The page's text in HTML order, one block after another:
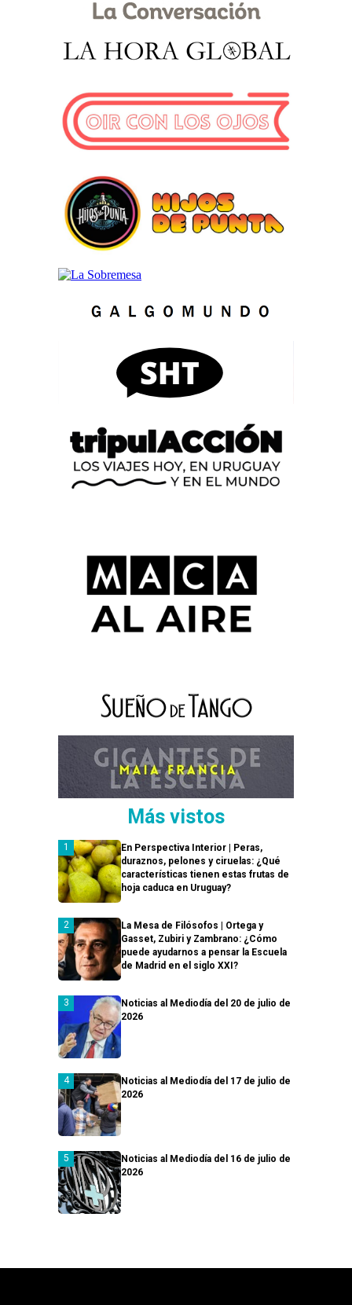
Más vistos
En Perspectiva Interior | Peras,
duraznos, pelones y ciruelas: ¿Qué
características tienen estas frutas de
hoja caduca en Uruguay?
La Mesa de Filósofos | Ortega y
Gasset, Zubiri y Zambrano: ¿Cómo
puede ayudarnos a pensar la Escuela
de Madrid en el siglo XXI?
Noticias al Mediodía del 20 de julio de
2026
Noticias al Mediodía del 17 de julio de
2026
Noticias al Mediodía del 16 de julio de
2026